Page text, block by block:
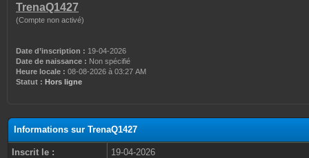
TrenaQ1427
(Compte non activé)
Date d’inscription : 19-04-2026
Date de naissance : Non spécifié
Heure locale : 08-08-2026 à 03:27 AM
Statut : Hors ligne
Informations sur TrenaQ1427
Inscrit le :
19-04-2026